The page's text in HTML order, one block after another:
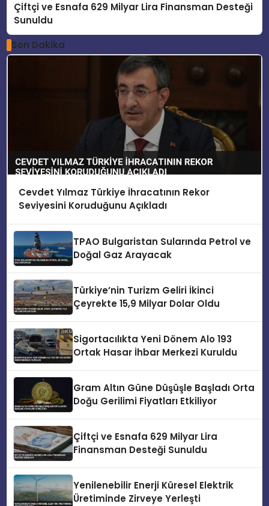
Çiftçi ve Esnafa 629 Milyar Lira Finansman Desteği
Sunuldu
Son Dakika
Cevdet Yılmaz Türkiye İhracatının Rekor
Seviyesini Koruduğunu Açıkladı
TPAO Bulgaristan Sularında Petrol ve
Doğal Gaz Arayacak
Türkiye’nin Turizm Geliri İkinci
Çeyrekte 15,9 Milyar Dolar Oldu
Sigortacılıkta Yeni Dönem Alo 193
Ortak Hasar İhbar Merkezi Kuruldu
Gram Altın Güne Düşüşle Başladı Orta
Doğu Gerilimi Fiyatları Etkiliyor
Çiftçi ve Esnafa 629 Milyar Lira
Finansman Desteği Sunuldu
Yenilenebilir Enerji Küresel Elektrik
Üretiminde Zirveye Yerleşti